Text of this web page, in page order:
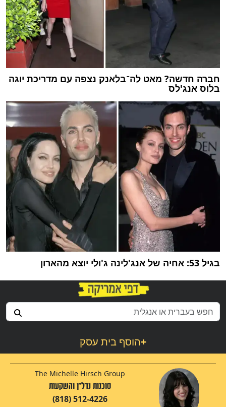
חברה חדשה? מאט לה־בלאנק נצפה עם מדריכת יוגה
בלוס אנג'לס
בגיל 53: אחיה של אנג'לינה ג'ולי יוצא מהארון
הוסף בית עסק+
The Michelle Hirsch Group
סוכנות נדל"ן והשקעות
(818) 512-4226